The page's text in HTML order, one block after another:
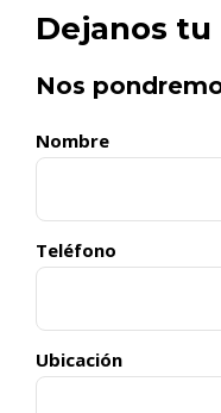
Dejanos
Nos
Nombre
Teléfono
Ubicación